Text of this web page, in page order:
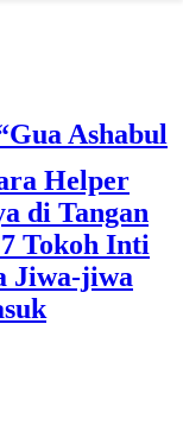
Helper
di Tangan
Tokoh Inti
Jiwa-jiwa